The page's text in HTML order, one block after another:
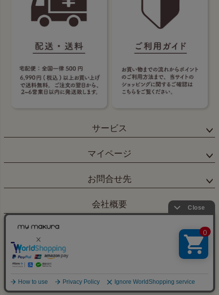
カートへ
サービス
マイページ
お問合せ先
会社概要
©2024 眠りの専門店マイまくら All Rights reserved.